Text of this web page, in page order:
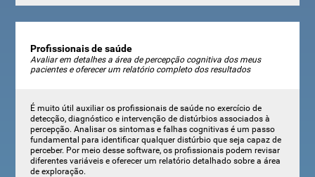
Profissionais de saúde
Avaliar em detalhes a área de percepção cognitiva dos meus
pacientes e oferecer um relatório completo dos resultados
É muito útil auxiliar os profissionais de saúde no exercício de
detecção, diagnóstico e intervenção de distúrbios associados à
percepção. Analisar os sintomas e falhas cognitivas é um passo
fundamental para identificar qualquer distúrbio que seja capaz de
perceber. Por meio desse software, os profissionais podem revisar
diferentes variáveis ​​e oferecer um relatório detalhado sobre a área
de exploração.